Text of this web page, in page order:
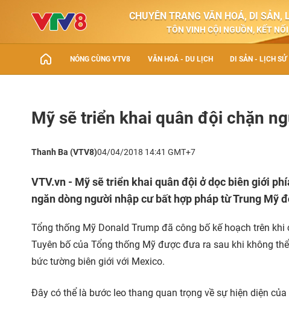
CHUYÊN TRANG VĂN HOÁ, DI SẢN,
TÔN VINH CỘI NGUỒN, KẾT
NÓNG CÙNG VTV8 VĂN HOÁ - DU LỊCH DI SẢN - LỊCH SỬ
Mỹ sẽ triển khai quân đội chặn
Thanh Ba (VTV8)04/04/2018 14:41 GMT+7
VTV.vn - Mỹ sẽ triển khai quân đội ở dọc biên giới
ngăn dòng người nhập cư bất hợp pháp từ Trung Mỹ
Tổng thống Mỹ Donald Trump đã công bố kế hoạch trên
Tuyên bố của Tổng thống Mỹ được đưa ra sau khi không
bức tường biên giới với Mexico.
Đây có thể là bước leo thang quan trọng về sự hiện diện